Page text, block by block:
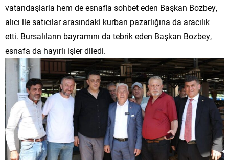
vatandaşlarla hem de esnafla sohbet eden Başkan Bozbey,
alıcı ile satıcılar arasındaki kurban pazarlığına da aracılık
etti. Bursalıların bayramını da tebrik eden Başkan Bozbey,
esnafa da hayırlı işler diledi.